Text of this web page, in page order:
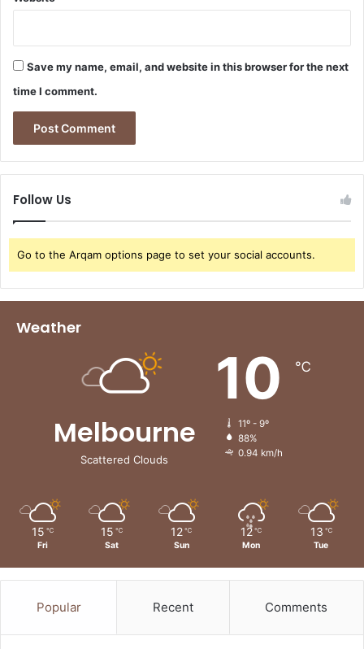
Save my name, email, and website in this browser for the next
time I comment.
Follow Us
Go to the Arqam options page to set your social accounts.
Weather
Melbourne
Scattered Clouds
10 ℃
11º - 9º
88%
0.94 km/h
15 ℃
Fri
15 ℃
Sat
12 ℃
Sun
12 ℃
Mon
13 ℃
Tue
Popular Recent Comments